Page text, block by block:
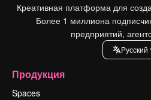
Креативная платформа для
Более 1 миллиона
предприятий,
Pусский
Продукция
Spaces